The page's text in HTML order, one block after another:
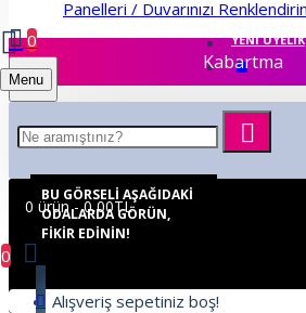
YENI ÜYELIK
Menu
0
0 ürün - 0,00TL
0
Alışveriş sepetiniz boş!
Kabartma
BU GÖRSELI AŞAĞIDAKI
ODALARDA GÖRÜN,
FIKIR EDININ!